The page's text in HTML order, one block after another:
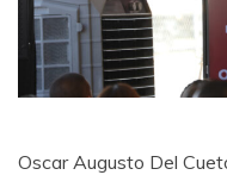
Oscar Augusto Del